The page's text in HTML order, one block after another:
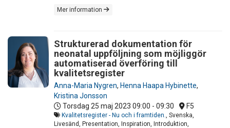
Mer information
Strukturerad dokumentation för
neonatal uppföljning som möjliggör
automatiserad överföring till
kvalitetsregister
Anna-Maria Nygren, Henna Haapa Hybinette,
Kristina Jonsson
Torsdag 25 maj 2023 09:00 - 09:30 F5
Kvalitetsregister - Nu och i framtiden.
, Svenska,
Livesänd, Presentation, Inspiration, Introduktion,